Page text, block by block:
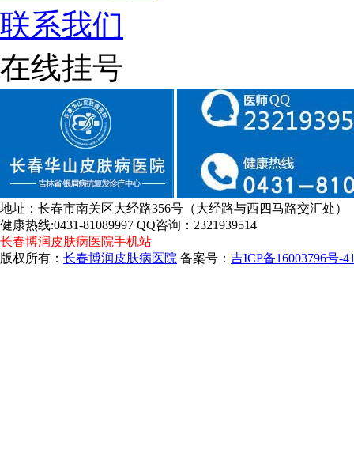
联系我们
在线挂号
地址：长春市南关区大经路356号（大经路与西四马路交汇处）
健康热线:0431-81089997 QQ咨询：2321939514
长春博润皮肤病医院手机站
版权所有： 长春博润皮肤病医院 备案号： 吉ICP备16003796号-